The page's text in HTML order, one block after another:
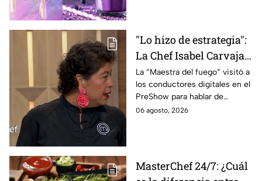
"Lo hizo de estrategia":
La Chef Isabel Carvajal
opina sobre la decisión
de Ramahá de subir a
Daniela al balcón de
MasterChef 24/7
La “Maestra del fuego” visitó a
los conductores digitales en el
PreShow para hablar de
algunos de los sucesos más
06 agosto, 2026
MasterChef 24/7: ¿Cuál